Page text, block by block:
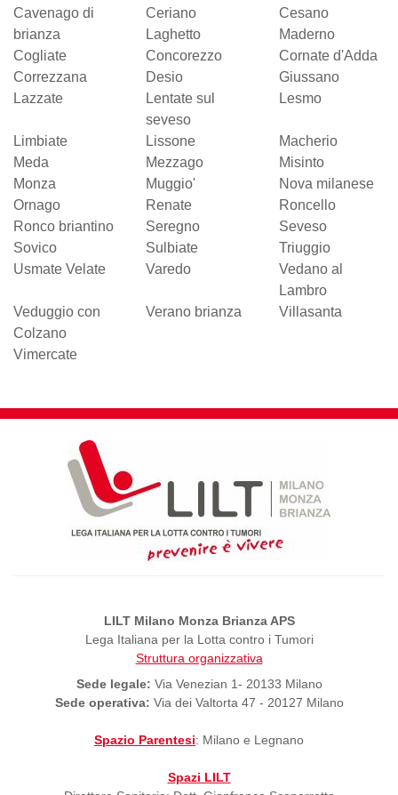
Cavenago di
brianza
Ceriano
Laghetto
Cesano
Maderno
Cogliate
Concorezzo
Cornate d'Adda
Correzzana
Desio
Giussano
Lazzate
Lentate sul
seveso
Lesmo
Limbiate Lissone
Macherio
Meda
Mezzago
Misinto
Monza
Muggio'
Nova milanese
Ornago
Renate
Roncello
Ronco briantino
Seregno
Seveso
Sovico
Sulbiate
Triuggio
Usmate Velate
Varedo
Vedano al
Lambro
Veduggio con
Colzano
Verano brianza Villasanta
Vimercate
LILT Milano Monza Brianza APS
Lega Italiana per la Lotta contro i Tumori
Struttura organizzativa
Sede legale: Via Venezian 1- 20133 Milano
Sede operativa: Via dei Valtorta 47 - 20127 Milano
Spazio Parentesi: Milano e Legnano
Spazi LILT